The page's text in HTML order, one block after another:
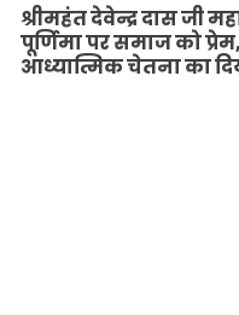
श्रीमहंत देवेन्द्र दास जी
पूर्णिमा पर समाज को
आध्यात्मिक चेतना का